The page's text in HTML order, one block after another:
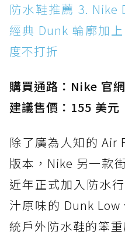
防水鞋推薦 3. Nike
經典 Dunk 輪廓加上
度不打折
購買通路：Nike 官網
建議售價：155 美元
除了廣為人知的 Air
版本，Nike 另一款
近年正式加入防水
汁原味的 Dunk
統戶外防水鞋的笨